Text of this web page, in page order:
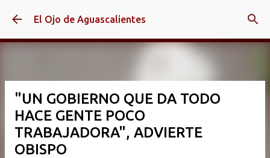
Ir al contenido principal
El Ojo de Aguascalientes
"UN GOBIERNO QUE DA TODO
HACE GENTE POCO
TRABAJADORA", ADVIERTE
OBISPO